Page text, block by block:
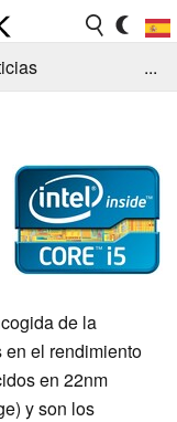
...
de la
el rendimiento
en 22nm
y son los